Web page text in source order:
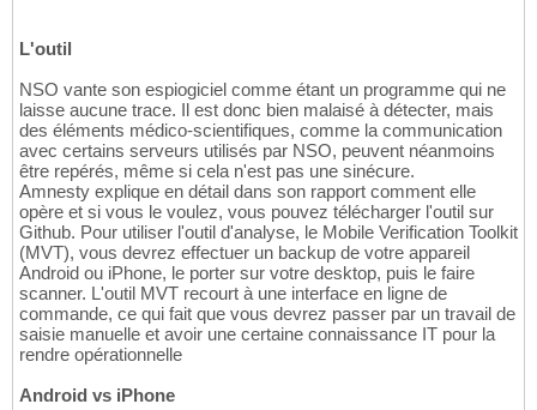
L'outil
NSO vante son espiogiciel comme étant un programme qui ne
laisse aucune trace. Il est donc bien malaisé à détecter, mais
des éléments médico-scientifiques, comme la communication
avec certains serveurs utilisés par NSO, peuvent néanmoins
être repérés, même si cela n'est pas une sinécure.
Amnesty explique en détail dans son rapport comment elle
opère et si vous le voulez, vous pouvez télécharger l'outil sur
Github. Pour utiliser l'outil d'analyse, le Mobile Verification Toolkit
(MVT), vous devrez effectuer un backup de votre appareil
Android ou iPhone, le porter sur votre desktop, puis le faire
scanner. L'outil MVT recourt à une interface en ligne de
commande, ce qui fait que vous devrez passer par un travail de
saisie manuelle et avoir une certaine connaissance IT pour la
rendre opérationnelle
Android vs iPhone